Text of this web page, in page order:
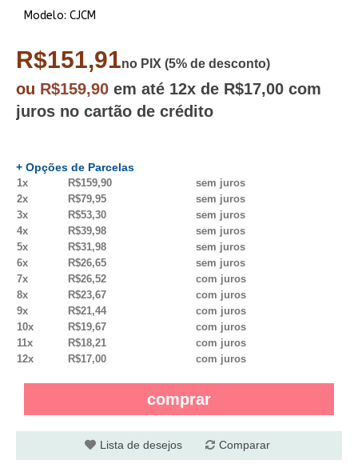
Modelo: CJCM
R$151,91no PIX (5% de desconto)
ou R$159,90 em até 12x de R$17,00 com
juros no cartão de crédito
+ Opções de Parcelas
1x R$159,90
sem juros
2x
R$79,95
sem juros
3x
R$53,30
sem juros
4x
R$39,98
sem juros
5x
R$31,98
sem juros
6x
R$26,65
sem juros
7x
R$26,52
com juros
8x
R$23,67
com juros
9x
R$21,44
com juros
10x
R$19,67
com juros
11x
R$18,21
com juros
12x
R$17,00 com juros
comprar
Lista de desejos Comparar